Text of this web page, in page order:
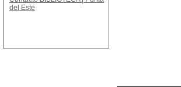
del Este